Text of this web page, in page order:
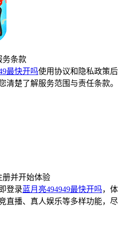
务条款
最快开吗使用协议和隐私政策后
清楚了解服务范围与责任条款。
册并开始体验
登录蓝月亮494949最快开吗，体
直播、真人娱乐等多样功能，尽